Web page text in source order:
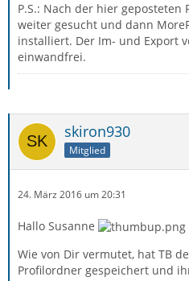
P.S.: Nach der hier
weiter gesucht und dann
installiert. Der Im- und Export
einwandfrei.
skiron930
Mitglied
24. März 2016 um 20:31
Hallo Susanne
Wie von Dir vermutet, hat TB
Profilordner gespeichert und